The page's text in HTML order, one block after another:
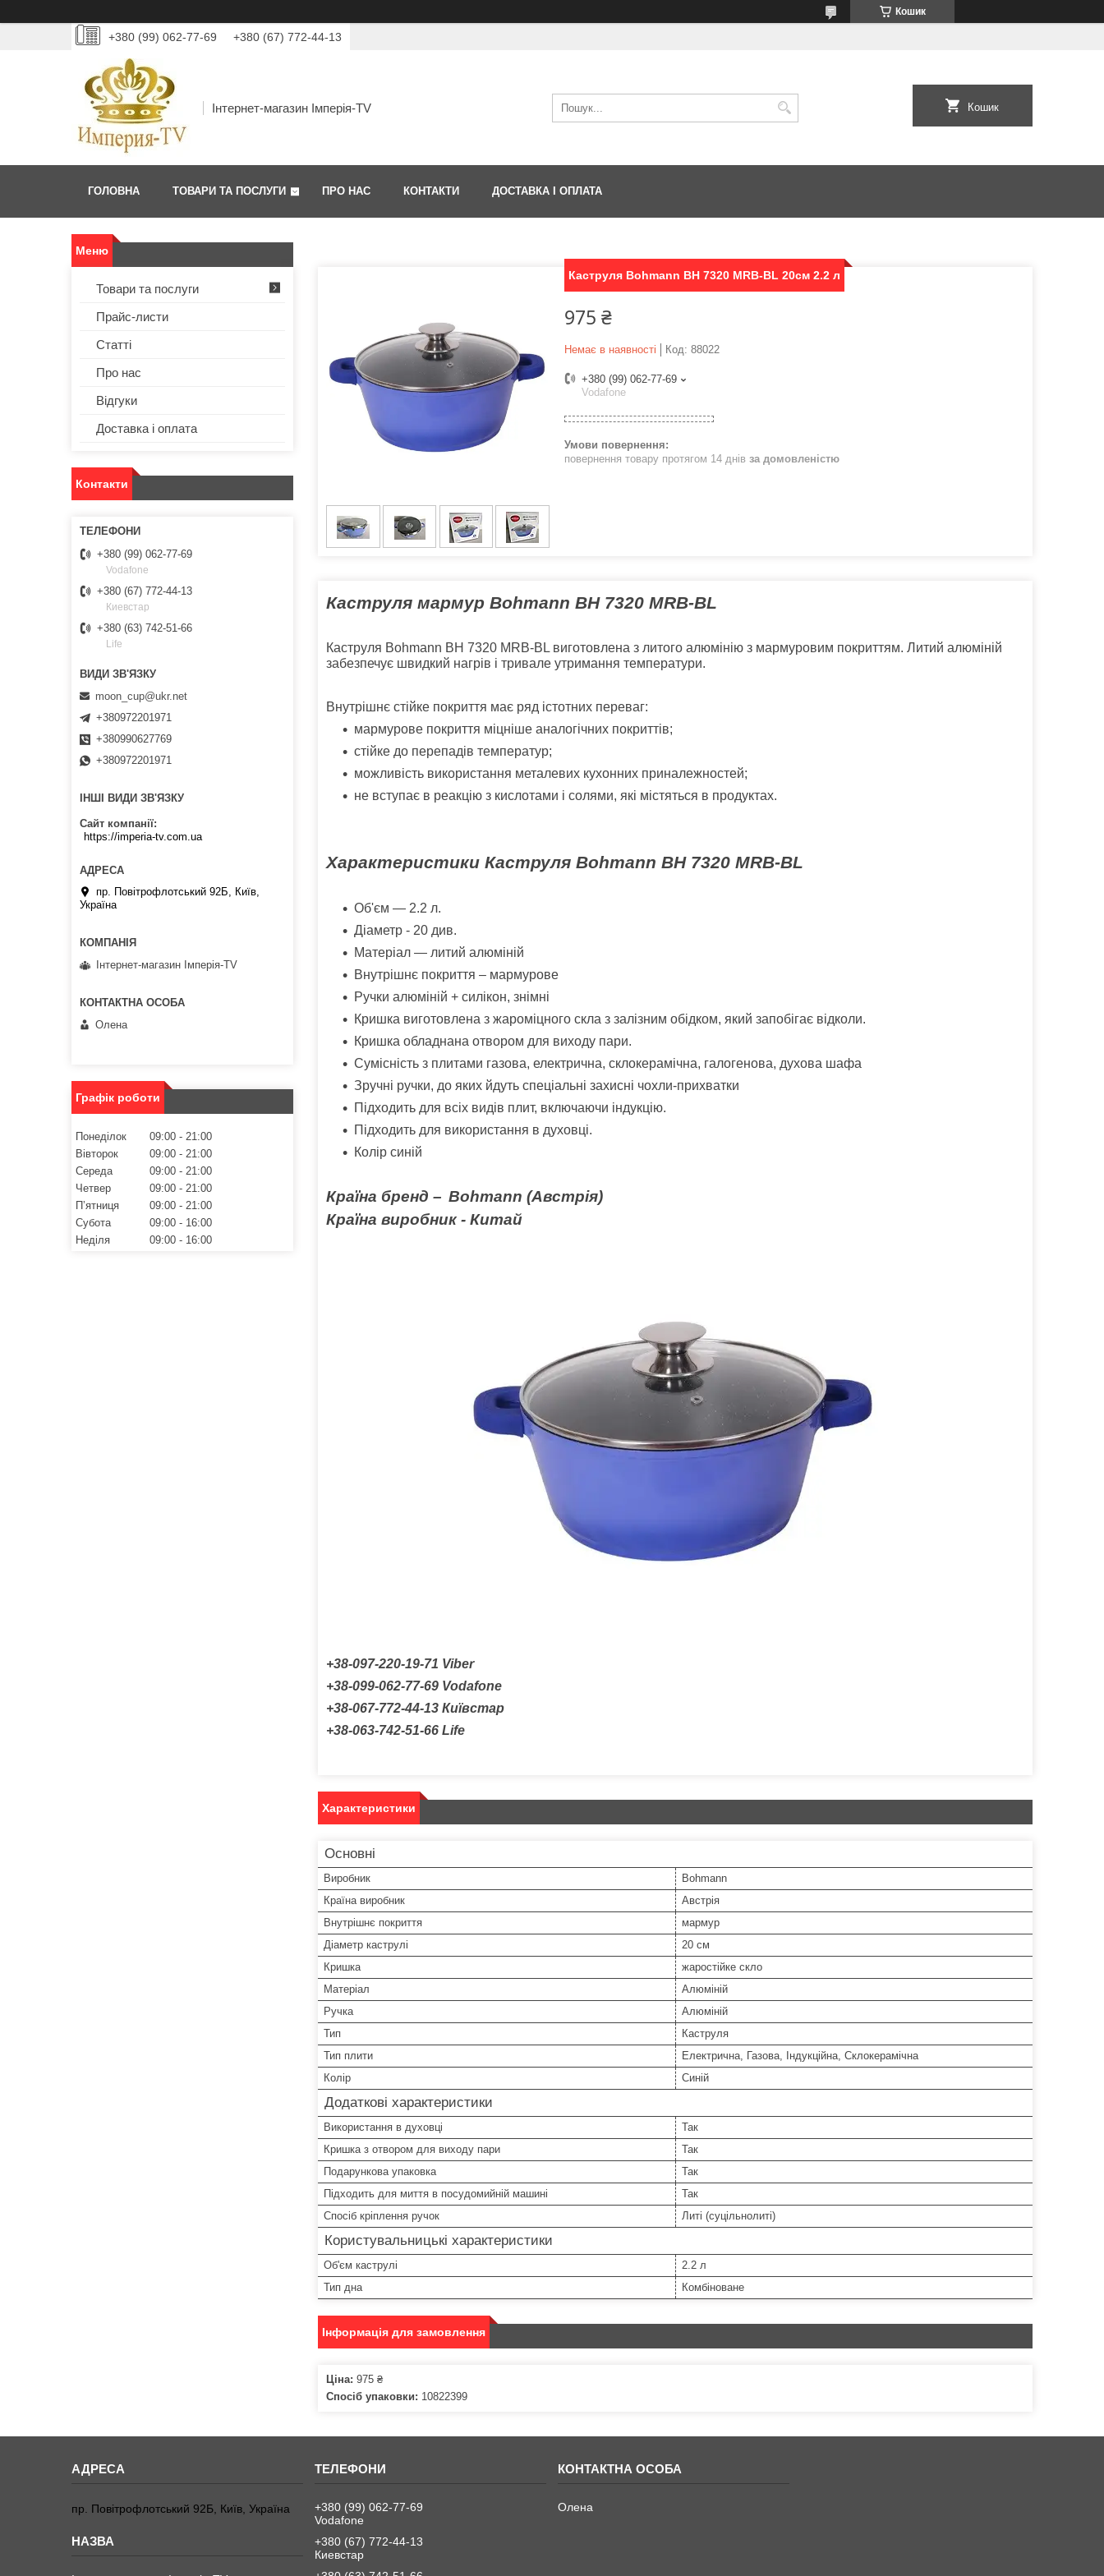
Кошик
+380 (99) 062-77-69 +380 (67) 772-44-13
Інтернет-магазин Імперія-TV Кошик
ГОЛОВНА ТОВАРИ ТА ПОСЛУГИ ПРО НАС КОНТАКТИ ДОСТАВКА І ОПЛАТА
Каструля Bohmann BH 7320 MRB-BL 20см 2.2 л
975 ₴
Немає в наявності Код: 88022
+380 (99) 062-77-69
Vodafone
повернення товару протягом 14 днів за домовленістю
Каструля мармур Bohmann BH 7320 MRB-BL
Каструля Bohmann BH 7320 MRB-BL виготовлена з литого алюмінію з мармуровим покриттям. Литий алюміній
забезпечує швидкий нагрів і тривале утримання температури.
Внутрішнє стійке покриття має ряд істотних переваг:
мармурове покриття міцніше аналогічних покриттів;
стійке до перепадів температур;
можливість використання металевих кухонних приналежностей;
не вступає в реакцію з кислотами і солями, які містяться в продуктах.
Характеристики Каструля Bohmann BH 7320 MRB-BL
Об'єм ― 2.2 л.
Діаметр - 20 див.
Матеріал ― литий алюміній
Внутрішнє покриття – мармурове
Ручки алюміній + силікон, знімні
Кришка виготовлена з жароміцного скла з залізним обідком, який запобігає відколи.
Кришка обладнана отвором для виходу пари.
Сумісність з плитами газова, електрична, склокерамічна, галогенова, духова шафа
Зручні ручки, до яких йдуть спеціальні захисні чохли-прихватки
Підходить для всіх видів плит, включаючи індукцію.
Підходить для використання в духовці.
Колір синій
Країна бренд – Bohmann (Австрія)
Країна виробник - Китай
+38-097-220-19-71 Viber
+38-099-062-77-69 Vodafone
+38-067-772-44-13 Київстар
+38-063-742-51-66 Life
Характеристики
Основні
Виробник
Bohmann
Країна виробник
Австрія
Внутрішнє покриття
мармур
Діаметр каструлі
20 см
Кришка
жаростійке скло
Матеріал
Алюміній
Ручка
Алюміній
Тип
Каструля
Тип плити
Електрична, Газова, Індукційна, Склокерамічна
Колір
Синій
Додаткові характеристики
Використання в духовці
Так
Кришка з отвором для виходу пари
Так
Подарункова упаковка
Так
Підходить для миття в посудомийній машині
Так
Спосіб кріплення ручок
Литі (суцільнолиті)
Користувальницькі характеристики
Об'єм каструлі
2.2 л
Тип дна
Комбіноване
Інформація для замовлення
Ціна: 975 ₴
Спосіб упаковки: 10822399
Товари та послуги
Прайс-листи
Статті
Про нас
Відгуки
Доставка і оплата
Контакти
+380 (99) 062-77-69
Vodafone
+380 (67) 772-44-13
Киевстар
+380 (63) 742-51-66
Life
moon_cup@ukr.net
+380972201971
+380990627769
+380972201971
ІНШІ ВИДИ ЗВ'ЯЗКУ
Сайт компанії
https://imperia-tv.com.ua
пр. Повітрофлотський 92Б, Київ,
Україна
Інтернет-магазин Імперія-TV
Олена
Графік роботи
Понеділок 09:00
21:00
Вівторок
09:00
21:00
Середа
09:00
21:00
Четвер
09:00
21:00
Пʼятниця
09:00
21:00
Субота
09:00
16:00
Неділя
09:00 16:00
пр. Повітрофлотський 92Б, Київ, Україна
+380 (99) 062-77-69
Vodafone
+380 (67) 772-44-13
Киевстар
Олена